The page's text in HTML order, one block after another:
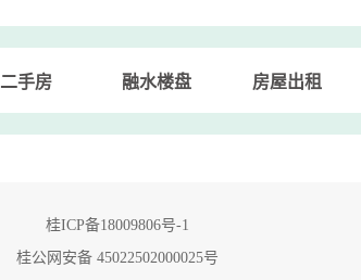
二手房 融水楼盘 房屋出租
桂ICP备18009806号-1
桂公网安备 45022502000025号